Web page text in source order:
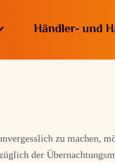
Händler- und
zu machen,
der